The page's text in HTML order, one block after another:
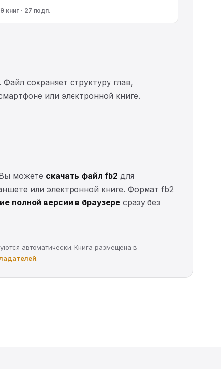
книг · 27 подп.
сохраняет структуру глав,
или электронной книге.
можете скачать файл fb2 для
или электронной книге. Формат fb2
полной версии в браузере сразу без
автоматически. Книга размещена в
.